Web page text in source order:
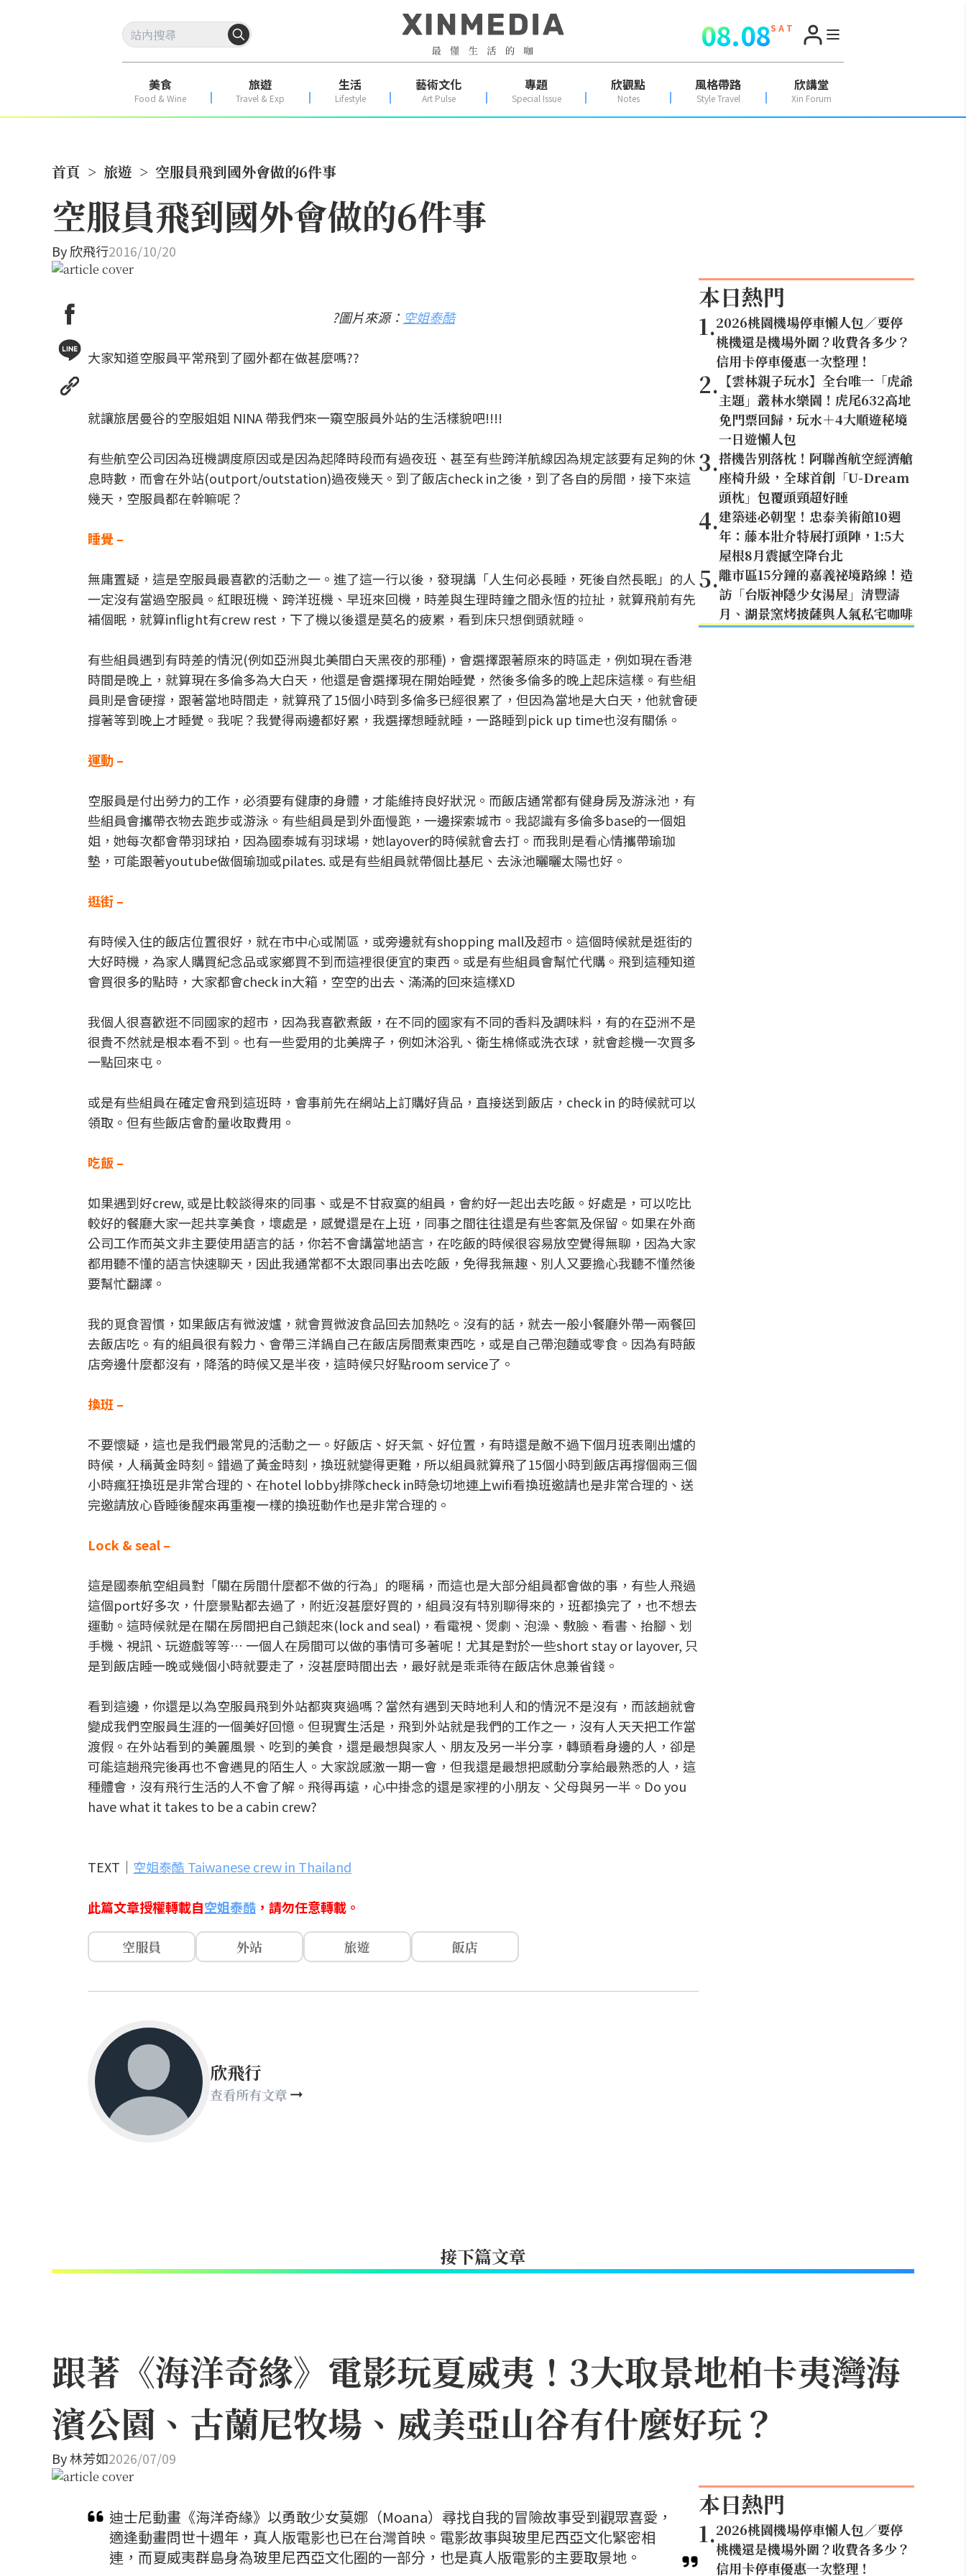
08.08S A T
美食
Food & Wine
旅遊
Travel & Exp
生活
Lifestyle
藝術文化
Art Pulse
專題
Special Issue
欣觀點
Notes
風格帶路
Style Travel
欣講堂
Xin Forum
首頁 > 旅遊 > 空服員飛到國外會做的6件事
空服員飛到國外會做的6件事
By欣飛行2016/10/20
?圖片來源： 空姐泰酷
大家知道空服員平常飛到了國外都在做甚麼嗎??
就讓旅居曼谷的空服姐姐 NINA 帶我們來一窺空服員外站的生活樣貌吧!!!!
有些航空公司因為班機調度原因或是因為起降時段而有過夜班、甚至有些跨洋航線因為規定該要有足夠的休
息時數，而會在外站(outport/outstation)過夜幾天。到了飯店check in之後，到了各自的房間，接下來這
幾天，空服員都在幹嘛呢？
睡覺 –
無庸置疑，這是空服員最喜歡的活動之一。進了這一行以後，發現講「人生何必長睡，死後自然長眠」的人
一定沒有當過空服員。紅眼班機、跨洋班機、早班來回機，時差與生理時鐘之間永恆的拉扯，就算飛前有先
補個眠，就算inflight有crew rest，下了機以後還是莫名的疲累，看到床只想倒頭就睡。
有些組員遇到有時差的情況(例如亞洲與北美間白天黑夜的那種)，會選擇跟著原來的時區走，例如現在香港
時間是晚上，就算現在多倫多為大白天，他還是會選擇現在開始睡覺，然後多倫多的晚上起床這樣。有些組
員則是會硬撐，跟著當地時間走，就算飛了15個小時到多倫多已經很累了，但因為當地是大白天，他就會硬
撐著等到晚上才睡覺。我呢？我覺得兩邊都好累，我選擇想睡就睡，一路睡到pick up time也沒有關係。
運動 –
空服員是付出勞力的工作，必須要有健康的身體，才能維持良好狀況。而飯店通常都有健身房及游泳池，有
些組員會攜帶衣物去跑步或游泳。有些組員是到外面慢跑，一邊探索城市。我認識有多倫多base的一個姐
姐，她每次都會帶羽球拍，因為國泰城有羽球場，她layover的時候就會去打。而我則是看心情攜帶瑜珈
墊，可能跟著youtube做個瑜珈或pilates. 或是有些組員就帶個比基尼、去泳池曬曬太陽也好。
逛街 –
有時候入住的飯店位置很好，就在市中心或鬧區，或旁邊就有shopping mall及超市。這個時候就是逛街的
大好時機，為家人購買紀念品或家鄉買不到而這裡很便宜的東西。或是有些組員會幫忙代購。飛到這種知道
會買很多的點時，大家都會check in大箱，空空的出去、滿滿的回來這樣XD
我個人很喜歡逛不同國家的超市，因為我喜歡煮飯，在不同的國家有不同的香料及調味料，有的在亞洲不是
很貴不然就是根本看不到。也有一些愛用的北美牌子，例如沐浴乳、衛生棉條或洗衣球，就會趁機一次買多
一點回來屯。
或是有些組員在確定會飛到這班時，會事前先在網站上訂購好貨品，直接送到飯店，check in 的時候就可以
領取。但有些飯店會酌量收取費用。
吃飯 –
如果遇到好crew, 或是比較談得來的同事、或是不甘寂寞的組員，會約好一起出去吃飯。好處是，可以吃比
較好的餐廳大家一起共享美食，壞處是，感覺還是在上班，同事之間往往還是有些客氣及保留。如果在外商
公司工作而英文非主要使用語言的話，你若不會講當地語言，在吃飯的時候很容易放空覺得無聊，因為大家
都用聽不懂的語言快速聊天，因此我通常都不太跟同事出去吃飯，免得我無趣、別人又要擔心我聽不懂然後
要幫忙翻譯。
我的覓食習慣，如果飯店有微波爐，就會買微波食品回去加熱吃。沒有的話，就去一般小餐廳外帶一兩餐回
去飯店吃。有的組員很有毅力、會帶三洋鍋自己在飯店房間煮東西吃，或是自己帶泡麵或零食。因為有時飯
店旁邊什麼都沒有，降落的時候又是半夜，這時候只好點room service了。
換班 –
不要懷疑，這也是我們最常見的活動之一。好飯店、好天氣、好位置，有時還是敵不過下個月班表剛出爐的
時候，人稱黃金時刻。錯過了黃金時刻，換班就變得更難，所以組員就算飛了15個小時到飯店再撐個兩三個
小時瘋狂換班是非常合理的、在hotel lobby排隊check in時急切地連上wifi看換班邀請也是非常合理的、送
完邀請放心昏睡後醒來再重複一樣的換班動作也是非常合理的。
Lock & seal –
這是國泰航空組員對「關在房間什麼都不做的行為」的暱稱，而這也是大部分組員都會做的事，有些人飛過
這個port好多次，什麼景點都去過了，附近沒甚麼好買的，組員沒有特別聊得來的，班都換完了，也不想去
運動。這時候就是在關在房間把自己鎖起來(lock and seal)，看電視、煲劇、泡澡、敷臉、看書、抬腳、划
手機、視訊、玩遊戲等等… 一個人在房間可以做的事情可多著呢！尤其是對於一些short stay or layover, 只
是到飯店睡一晚或幾個小時就要走了，沒甚麼時間出去，最好就是乖乖待在飯店休息兼省錢。
看到這邊，你還是以為空服員飛到外站都爽爽過嗎？當然有遇到天時地利人和的情況不是沒有，而該趟就會
變成我們空服員生涯的一個美好回憶。但現實生活是，飛到外站就是我們的工作之一，沒有人天天把工作當
渡假。在外站看到的美麗風景、吃到的美食，還是最想與家人、朋友及另一半分享，轉頭看身邊的人，卻是
可能這趟飛完後再也不會遇見的陌生人。大家說感激一期一會，但我還是最想把感動分享給最熟悉的人，這
種體會，沒有飛行生活的人不會了解。飛得再遠，心中掛念的還是家裡的小朋友、父母與另一半。Do you
have what it takes to be a cabin crew?
TEXT│ 空姐泰酷 Taiwanese crew in Thailand
此篇文章授權轉載自空姐泰酷 ，請勿任意轉載。
空服員 外站 旅遊 飯店
欣飛行
查看所有文章
本日熱門
1.2026桃園機場停車懶人包／要停
桃機還是機場外圍？收費各多少？
信用卡停車優惠一次整理！
2. 【雲林親子玩水】全台唯一「虎爺
主題」叢林水樂園！虎尾632高地
免門票回歸，玩水＋4大順遊秘境
一日遊懶人包
3.搭機告別落枕！阿聯酋航空經濟艙
座椅升級，全球首創「U-Dream
頭枕」包覆頭頸超好睡
4.建築迷必朝聖！忠泰美術館10週
年：藤本壯介特展打頭陣，1:5大
屋根8月震撼空降台北
5.離市區15分鐘的嘉義祕境路線！造
訪「台版神隱少女湯屋」清豐濤
月、湖景窯烤披薩與人氣私宅咖啡
接下篇文章
跟著《海洋奇緣》電影玩夏威夷！3大取景地柏卡夷灣海
濱公園、古蘭尼牧場、威美亞山谷有什麼好玩？
By林芳如2026/07/09
迪士尼動畫《海洋奇緣》以勇敢少女莫娜（Moana）尋找自我的冒險故事受到觀眾喜愛，
適逢動畫問世十週年，真人版電影也已在台灣首映。電影故事與玻里尼西亞文化緊密相
連，而夏威夷群島身為玻里尼西亞文化圈的一部分，也是真人版電影的主要取景地。
本日熱門
1.2026桃園機場停車懶人包／要停
桃機還是機場外圍？收費各多少？
信用卡停車優惠一次整理！